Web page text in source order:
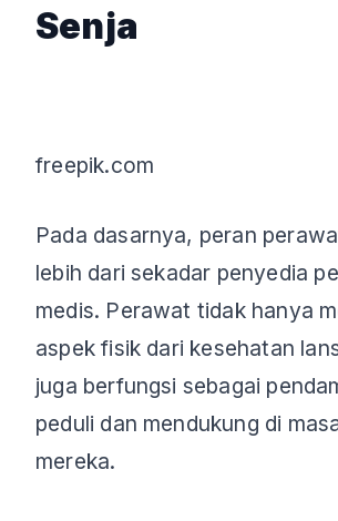
Senja
freepik.com
Pada dasarnya, peran
lebih dari sekadar penyedia
medis. Perawat tidak hanya
aspek fisik dari kesehatan
juga berfungsi sebagai
peduli dan mendukung di
mereka.